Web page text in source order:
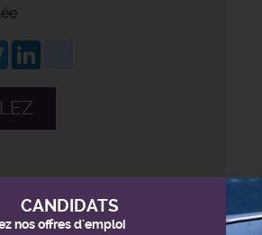
Twitter
CANDIDATS
nos offres d'emploi